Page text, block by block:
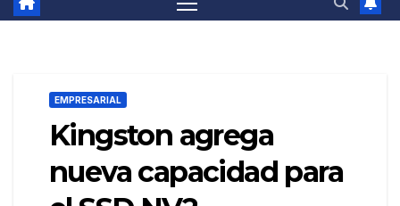
EMPRESARIAL
Kingston agrega
nueva capacidad para